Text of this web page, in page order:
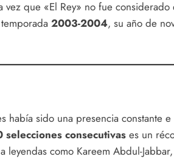
vez que «El Rey» no fue
2003-2004, su año de
había sido una presencia constante
selecciones consecutivas es un
como Kareem Abdul-